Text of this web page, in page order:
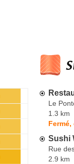
Le
1.3 km
Fermé,
Sushi
Rue
2.9 km